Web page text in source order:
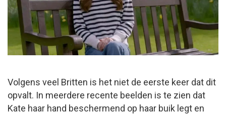
Volgens veel Britten is het niet de eerste keer dat dit
opvalt. In meerdere recente beelden is te zien dat
Kate haar hand beschermend op haar buik legt en